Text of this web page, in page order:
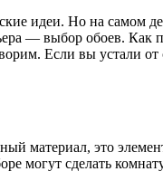
идеи. Но на самом
— выбор обоев. Как
Если вы устали
материал, это
могут сделать